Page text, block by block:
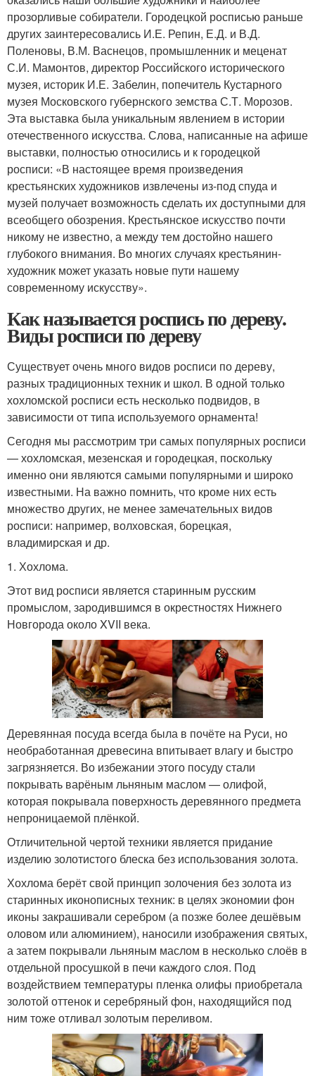
прозорливые собиратели. Городецкой росписью раньше
других заинтересовались И.Е. Репин, Е.Д. и В.Д.
Поленовы, В.М. Васнецов, промышленник и меценат
С.И. Мамонтов, директор Российского исторического
музея, историк И.Е. Забелин, попечитель Кустарного
музея Московского губернского земства С.Т. Морозов.
Эта выставка была уникальным явлением в истории
отечественного искусства. Слова, написанные на афише
выставки, полностью относились и к городецкой
росписи: «В настоящее время произведения
крестьянских художников извлечены из-под спуда и
музей получает возможность сделать их доступными для
всеобщего обозрения. Крестьянское искусство почти
никому не известно, а между тем достойно нашего
глубокого внимания. Во многих случаях крестьянин-
художник может указать новые пути нашему
современному искусству».
Как называется роспись по дереву.
Виды росписи по дереву
Существует очень много видов росписи по дереву,
разных традиционных техник и школ. В одной только
хохломской росписи есть несколько подвидов, в
зависимости от типа используемого орнамента!
Сегодня мы рассмотрим три самых популярных росписи
— хохломская, мезенская и городецкая, поскольку
именно они являются самыми популярными и широко
известными. На важно помнить, что кроме них есть
множество других, не менее замечательных видов
росписи: например, волховская, борецкая,
владимирская и др.
1. Хохлома.
Этот вид росписи является старинным русским
промыслом, зародившимся в окрестностях Нижнего
Новгорода около XVII века.
Деревянная посуда всегда была в почёте на Руси, но
необработанная древесина впитывает влагу и быстро
загрязняется. Во избежании этого посуду стали
покрывать варёным льняным маслом — олифой,
которая покрывала поверхность деревянного предмета
непроницаемой плёнкой.
Отличительной чертой техники является придание
изделию золотистого блеска без использования золота.
Хохлома берёт свой принцип золочения без золота из
старинных иконописных техник: в целях экономии фон
иконы закрашивали серебром (а позже более дешёвым
оловом или алюминием), наносили изображения святых,
а затем покрывали льняным маслом в несколько слоёв в
отдельной просушкой в печи каждого слоя. Под
воздействием температуры пленка олифы приобретала
золотой оттенок и серебряный фон, находящийся под
ним тоже отливал золотым переливом.